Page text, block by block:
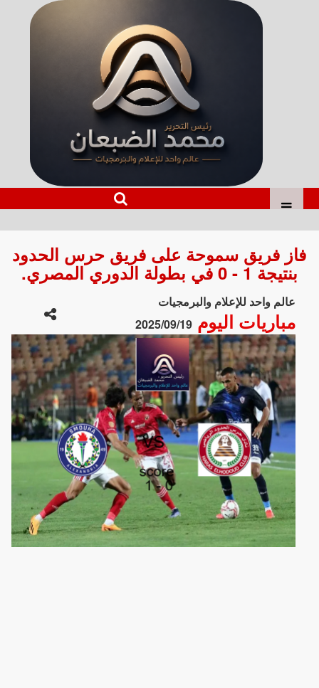
فاز فريق سموحة على فريق حرس الحدود
بنتيجة 1 - 0 في بطولة الدوري المصري.
عالم واحد للإعلام والبرمجيات
مباريات اليوم2025/09/19